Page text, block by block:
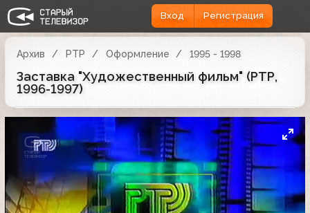
Вход Регистрация
Архив РТР Оформление 1995 - 1998
Заставка "Художественный фильм" (РТР,
1996-1997)